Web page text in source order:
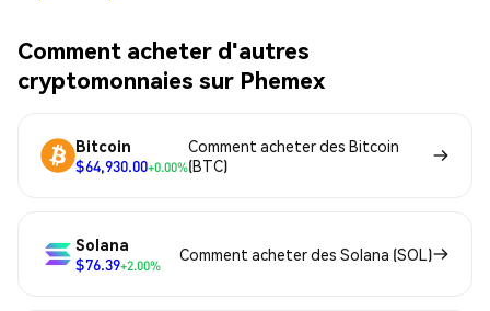
Comment acheter d'autres
cryptomonnaies sur Phemex
Bitcoin
$64,930.00+0.00%
Comment acheter des Bitcoin
(BTC)
Solana
$76.39+2.00%
Comment acheter des Solana (SOL)